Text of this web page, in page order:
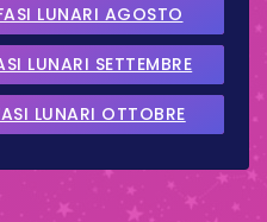
LUNARI AGOSTO
LUNARI SETTEMBRE
LUNARI OTTOBRE